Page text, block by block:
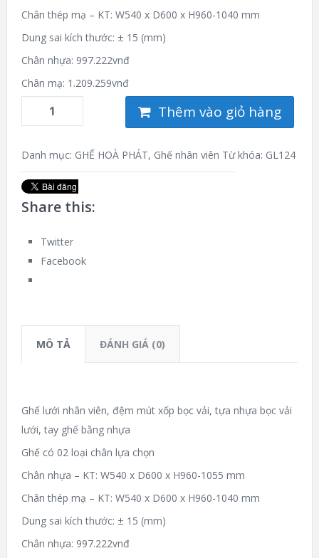
Chân thép mạ – KT: W540 x D600 x H960-1040 mm
Dung sai kích thước: ± 15 (mm)
Chân nhựa: 997.222vnđ
Chân mạ: 1.209.259vnđ
Thêm vào giỏ hàng
Danh mục: GHẾ HOÀ PHÁT, Ghế nhân viên Từ khóa: GL124
Share this:
Twitter
Facebook
MÔ TẢ ĐÁNH GIÁ (0)
Ghế lưới nhân viên, đệm mút xốp bọc vải, tựa nhựa bọc vải
lưới, tay ghế bằng nhựa
Ghế có 02 loại chân lựa chọn
Chân nhựa – KT: W540 x D600 x H960-1055 mm
Chân thép mạ – KT: W540 x D600 x H960-1040 mm
Dung sai kích thước: ± 15 (mm)
Chân nhựa: 997.222vnđ